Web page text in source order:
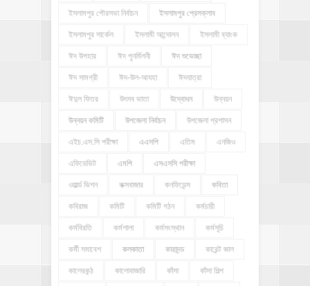
ইসলামপুর পৌরসভা নির্বাচন ইসলামপুর প্রেসক্লাব
ইসলামপুর সার্কেল ইসলামী আন্দোলন ইসলামী ব্যাংক
ঈদ উপহার ঈদ পুনর্মিলনী ঈদ শুভেচ্ছা
ঈদ সামগ্রী ঈদ-উল-আযহা ঈদযাত্রা
ঈদুল ফিতর উৎসব ভাতা উদ্বোধন উন্নয়ন
উন্নয়ন কমিটি উপজেলা নির্বাচন উপজেলা প্রশাসন
এইচ.এস.সি পরীক্ষা এএসপি এতিম এনজিও
এফিডেভিট এমপি এসএসসি পরীক্ষা
ওয়ার্ল্ড ভিশন কক্সবাজার কনফিডেন্স কবিতা
কবিরাজ কমিটি কমিটি গঠন কর্মচারী
কর্মবিরতি কর্মশালা কর্মসংস্থান কর্মসূচি
কর্মী সমাবেশ কলকাতা কারাদন্ড কারেন্ট জাল
কালেরকন্ঠ কালোবাজারি কাঁসা কাঁসা শিল্প